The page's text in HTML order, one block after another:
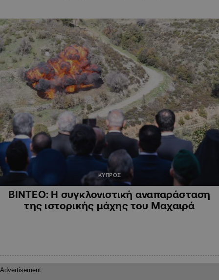
ΚΥΠΡΟΣ
ΒΙΝΤΕΟ: Η συγκλονιστική αναπαράσταση
της ιστορικής μάχης του Μαχαιρά